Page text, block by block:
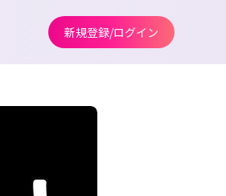
新規登録/ログイン